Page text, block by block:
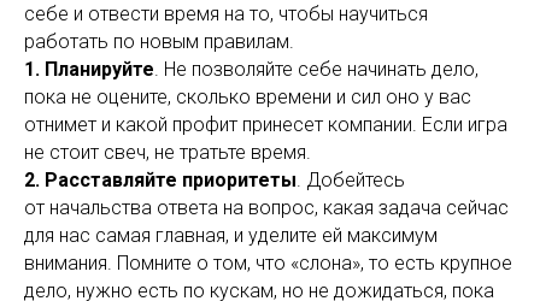
себе и отвести время на то, чтобы научиться
работать по новым правилам.
1. Планируйте. Не позволяйте себе начинать дело,
пока не оцените, сколько времени и сил оно у вас
отнимет и какой профит принесет компании. Если игра
не стоит свеч, не тратьте время.
2. Расставляйте приоритеты. Добейтесь
от начальства ответа на вопрос, какая задача сейчас
для нас самая главная, и уделите ей максимум
внимания. Помните о том, что «слона», то есть крупное
дело, нужно есть по кускам, но не дожидаться, пока